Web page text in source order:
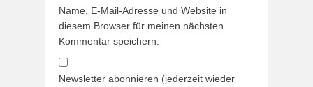
Name, E-Mail-Adresse und Website in
diesem Browser für meinen nächsten
Kommentar speichern.
Newsletter abonnieren (jederzeit wieder